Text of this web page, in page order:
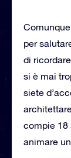
per
di
si è mai
siete
compie 18
animare